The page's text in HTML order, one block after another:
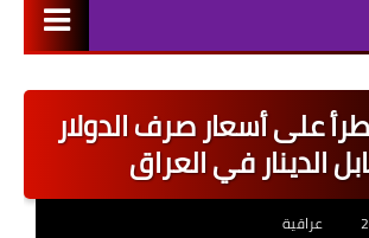
اخبار القطاع العام
اخبار القطاع الخاص
على أسعار صرف الدولار
الدينار في العراق
عراقية